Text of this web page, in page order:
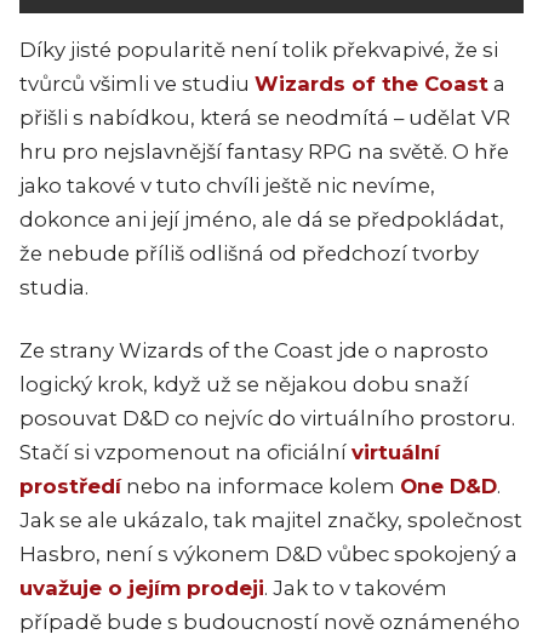
Díky jisté popularitě není tolik překvapivé, že si
tvůrců všimli ve studiu Wizards of the Coast a
přišli s nabídkou, která se neodmítá – udělat VR
hru pro nejslavnější fantasy RPG na světě. O hře
jako takové v tuto chvíli ještě nic nevíme,
dokonce ani její jméno, ale dá se předpokládat,
že nebude příliš odlišná od předchozí tvorby
studia.
Ze strany Wizards of the Coast jde o naprosto
logický krok, když už se nějakou dobu snaží
posouvat D&D co nejvíc do virtuálního prostoru.
Stačí si vzpomenout na oficiální virtuální
prostředínebo na informace kolem One D&D.
Jak se ale ukázalo, tak majitel značky, společnost
Hasbro, není s výkonem D&D vůbec spokojený a
uvažuje o jejím prodeji. Jak to v takovém
případě bude s budoucností nově oznámeného